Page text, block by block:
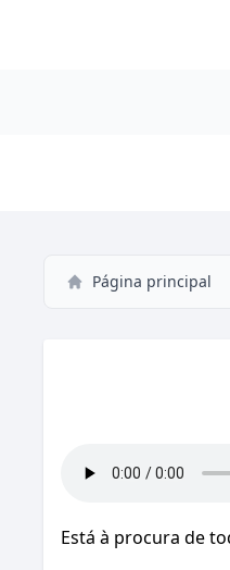
Página principal
Está à procura de